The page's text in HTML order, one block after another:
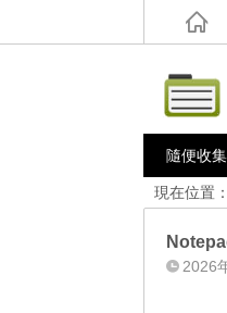
隨便收集
現在位置：
2026